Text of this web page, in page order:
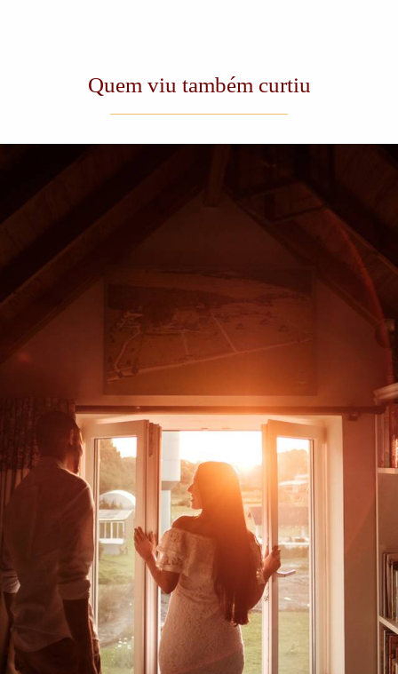
Quem viu também curtiu